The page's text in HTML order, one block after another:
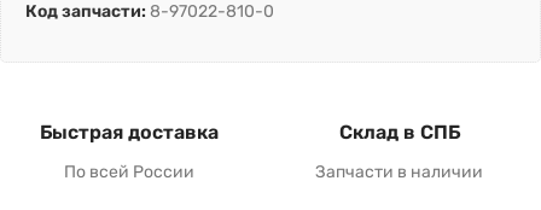
Код запчасти: 8-97022-810-0
Быстрая доставка
По всей России
Склад в СПБ
Запчасти в наличии